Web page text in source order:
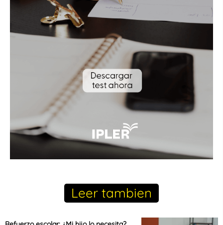
Leer tambien